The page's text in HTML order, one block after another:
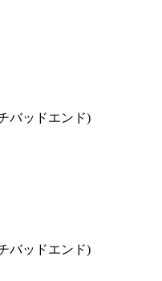
バッドエンド)
バッドエンド)